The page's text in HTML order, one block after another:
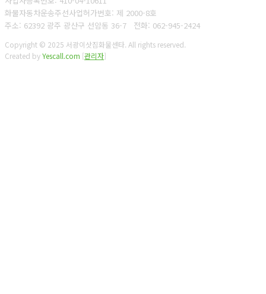
화물자동차운송주선사업허가번호: 제 2000-8호
주소: 62392 광주 광산구 선암동 36-7 전화: 062-945-2424
Copyright © 2025 서광이삿짐화물센타. All rights reserved.
Created byYescall.com [관리자]